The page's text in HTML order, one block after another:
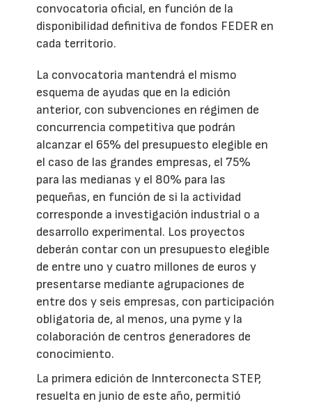
convocatoria oficial, en función de la
disponibilidad definitiva de fondos FEDER en
cada territorio.
La convocatoria mantendrá el mismo
esquema de ayudas que en la edición
anterior, con subvenciones en régimen de
concurrencia competitiva que podrán
alcanzar el 65% del presupuesto elegible en
el caso de las grandes empresas, el 75%
para las medianas y el 80% para las
pequeñas, en función de si la actividad
corresponde a investigación industrial o a
desarrollo experimental. Los proyectos
deberán contar con un presupuesto elegible
de entre uno y cuatro millones de euros y
presentarse mediante agrupaciones de
entre dos y seis empresas, con participación
obligatoria de, al menos, una pyme y la
colaboración de centros generadores de
conocimiento.
La primera edición de Innterconecta STEP,
resuelta en junio de este año, permitió